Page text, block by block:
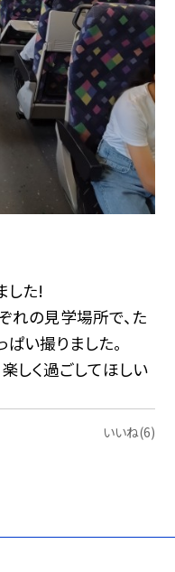
した!
れの見学場所で、た
い撮りました。
しく過ごしてほしい
いいね(6)